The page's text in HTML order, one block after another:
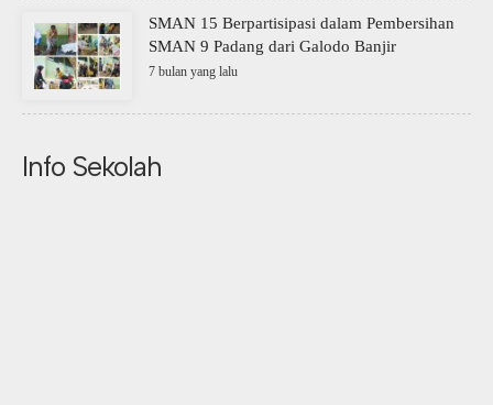
SMAN 15 Berpartisipasi dalam Pembersihan
SMAN 9 Padang dari Galodo Banjir
7 bulan yang lalu
Info Sekolah